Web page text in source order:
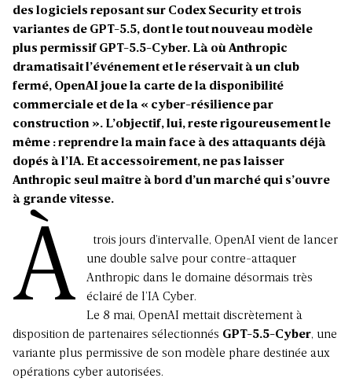
des logiciels reposant sur Codex Security et trois
variantes de GPT-5.5, dont le tout nouveau modèle
plus permissif GPT-5.5-Cyber. Là où Anthropic
dramatisait l’événement et le réservait à un club
fermé, OpenAI joue la carte de la disponibilité
commerciale et de la « cyber-résilience par
construction ». L’objectif, lui, reste rigoureusement le
même : reprendre la main face à des attaquants déjà
dopés à l’IA. Et accessoirement, ne pas laisser
Anthropic seul maître à bord d’un marché qui s’ouvre
à grande vitesse.
À
trois jours d’intervalle, OpenAI vient de lancer
une double salve pour contre-attaquer
Anthropic dans le domaine désormais très
éclairé de l’IA Cyber.
Le 8 mai, OpenAI mettait discrètement à
disposition de partenaires sélectionnés GPT-5.5-Cyber, une
variante plus permissive de son modèle phare destinée aux
opérations cyber autorisées.